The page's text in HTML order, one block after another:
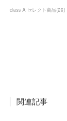
class A セレクト商品(29)
関連記事